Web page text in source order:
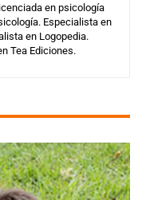
en psicología
Especialista en
en Logopedia.
Tea Ediciones.